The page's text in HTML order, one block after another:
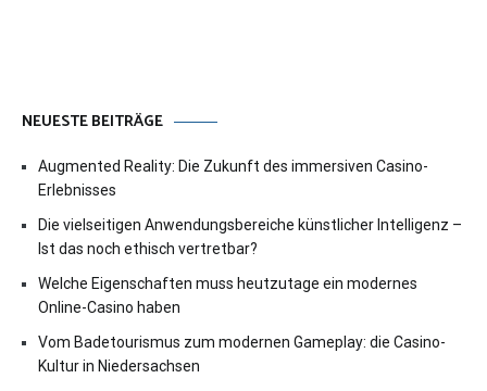
NEUESTE BEITRÄGE
Augmented Reality: Die Zukunft des immersiven Casino-
Erlebnisses
Die vielseitigen Anwendungsbereiche künstlicher Intelligenz –
Ist das noch ethisch vertretbar?
Welche Eigenschaften muss heutzutage ein modernes
Online-Casino haben
Vom Badetourismus zum modernen Gameplay: die Casino-
Kultur in Niedersachsen